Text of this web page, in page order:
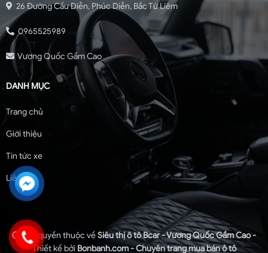
26 Đường Cầu Diễn, Phúc Diễn, Bắc Từ Liêm
0965525989
Vương Quốc Gầm Cao
DANH MỤC
Trang chủ
Giới thiệu
Tin tức xe
Liên hệ
Bản quyền thuộc vềSiêu thị ô tô Bcar - Vương Quốc Gầm Cao -
Thiết kế bởi Bonbanh.com - Chuyên trang mua bán ô tô